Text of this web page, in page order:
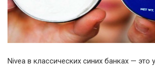
Nivea в классических синих банках — это